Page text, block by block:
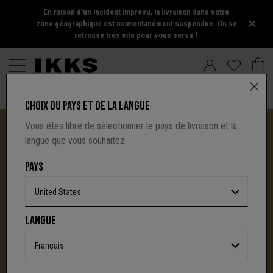
En raison d'un incident imprévu, la livraison dans votre
zone géographique est momentanément suspendue. On se
retrouve très vite pour vous servir !
UNE NOUVELLE PAGE S'ÉCRIT AVEC IKKS
C'est la fin d'une aventure : le site I.Code ferme
définitivement.Mais l'audace, la créativité
CHOIX DU PAYS ET DE LA LANGUE
Vous êtes libre de sélectionner le pays de livraison et la
langue que vous souhaitez.
PAYS
United States
LANGUE
Français